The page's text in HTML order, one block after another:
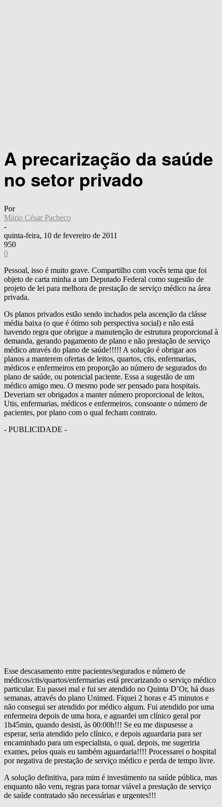
A precarização da saúde
no setor privado
Por
Mário César Pacheco
-
quinta-feira, 10 de fevereiro de 2011
950
0
Pessoal, isso é muito grave. Compartilho com vocês tema que foi
objeto de carta minha a um Deputado Federal como sugestão de
projeto de lei para melhora de prestação de serviço médico na área
privada.
Os planos privados estão sendo inchados pela ascenção da clásse
média baixa (o que é ótimo sob perspectiva social) e não está
havendo regra que obrigue a manutenção de estrutura proporcional à
demanda, gerando pagamento de plano e não prestação de serviço
médico através do plano de saúde!!!!! A solução é obrigar aos
planos a manterem ofertas de leitos, quartos, ctis, enfermarias,
médicos e enfermeiros em proporção ao número de segurados do
plano de saúde, ou potencial paciente. Essa a sugestão de um
médico amigo meu. O mesmo pode ser pensado para hospitais.
Deveriam ser obrigados a manter número proporcional de leitos,
Utis, enfermarias, médicos e enfermeiros, consoante o número de
pacientes, por plano com o qual fecham contrato.
- PUBLICIDADE -
Esse descasamento entre pacientes/segurados e número de
médicos/ctis/quartos/enfermarias está precarizando o serviço médico
particular. Eu passei mal e fui ser atendido no Quinta D’Or, há duas
semanas, através do plano Unimed. Fiquei 2 horas e 45 minutos e
não consegui ser atendido por médico algum. Fui atendido por uma
enfermeira depois de uma hora, e aguardei um clínico geral por
1h45min, quando desisti, às 00:00h!!! Se eu me dispusesse a
esperar, seria atendido pelo clínico, e depois aguardaria para ser
encaminhado para um especialista, o qual, depois, me sugeriria
exames, pelos quais eu também aguardaria!!!! Processarei o hospital
por negativa de prestação de serviço médico e perda de tempo livre.
A solução definitiva, para mim é investimento na saúde pública, mas
enquanto não vem, regras para tornar viável a prestação de serviço
de saúde contratado são necessárias e urgentes!!!